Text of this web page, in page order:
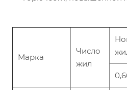
Марка
Число
жил